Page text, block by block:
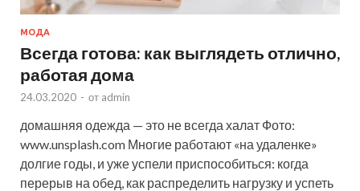
МОДА
Всегда готова: как выглядеть отлично,
работая дома
24.03.2020 - от admin
домашняя одежда — это не всегда халат Фото:
www.unsplash.com Многие работают «на удаленке»
долгие годы, и уже успели приспособиться: когда
перерыв на обед, как распределить нагрузку и успеть